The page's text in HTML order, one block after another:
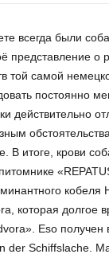
всегда были
представление о
той самой
постоянно
действительно
В итоге, крови
кобеля
которая долгое
Eso получен
der Schiffslache.